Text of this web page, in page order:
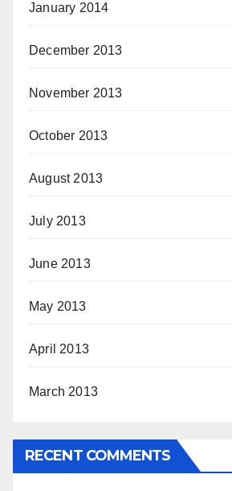
January 2014
December 2013
November 2013
October 2013
August 2013
July 2013
June 2013
May 2013
April 2013
March 2013
RECENT COMMENTS